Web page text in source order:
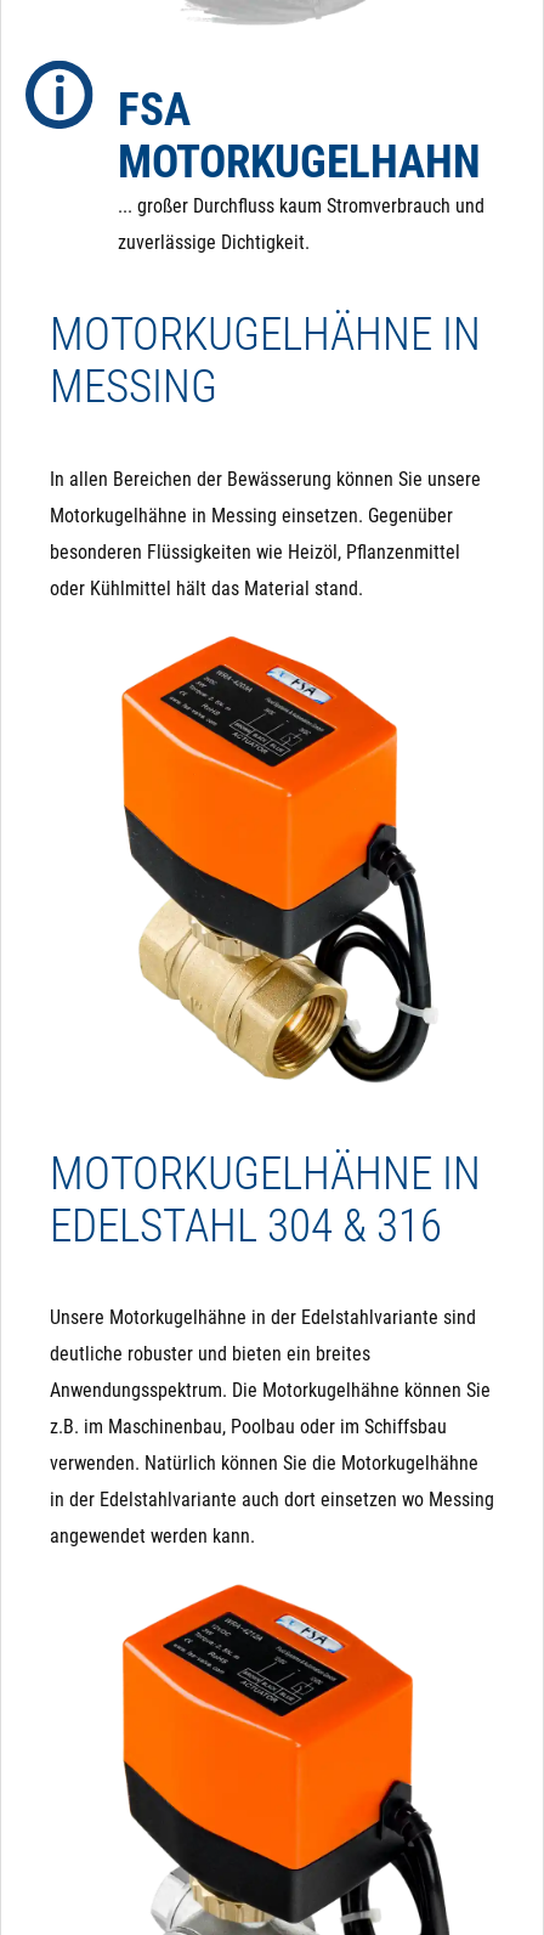
dass der Kugelhahn im Falle eines Stromausfalls in
eine definierte Position zurückfährt.
FSA
MOTORKUGELHAHN
... großer Durchfluss kaum Stromverbrauch und
zuverlässige Dichtigkeit.
MOTORKUGELHÄHNE IN
MESSING
In allen Bereichen der Bewässerung können Sie unsere
Motorkugelhähne in Messing einsetzen. Gegenüber
besonderen Flüssigkeiten wie Heizöl, Pflanzenmittel
oder Kühlmittel hält das Material stand.
MOTORKUGELHÄHNE IN
EDELSTAHL 304 & 316
Unsere Motorkugelhähne in der Edelstahlvariante sind
deutliche robuster und bieten ein breites
Anwendungsspektrum. Die Motorkugelhähne können Sie
z.B. im Maschinenbau, Poolbau oder im Schiffsbau
verwenden. Natürlich können Sie die Motorkugelhähne
in der Edelstahlvariante auch dort einsetzen wo Messing
angewendet werden kann.